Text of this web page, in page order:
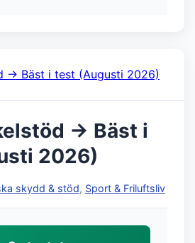
→ Bäst i
2026)
skydd & stöd, Sport & Friluftsliv